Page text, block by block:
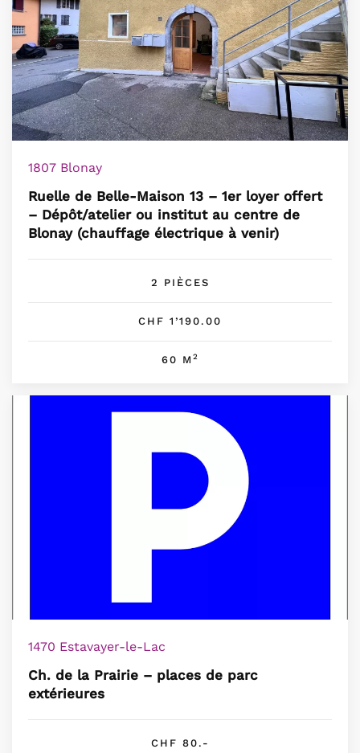
1807 Blonay
Ruelle de Belle-Maison 13 – 1er loyer offert
– Dépôt/atelier ou institut au centre de
Blonay (chauffage électrique à venir)
2 PIÈCES
CHF 1’190.00
60 M 2
1470 Estavayer-le-Lac
Ch. de la Prairie – places de parc
extérieures
CHF 80.-